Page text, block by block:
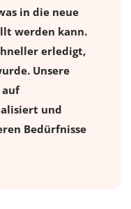
in die neue
werden kann.
erledigt,
Unsere
und
Bedürfnisse